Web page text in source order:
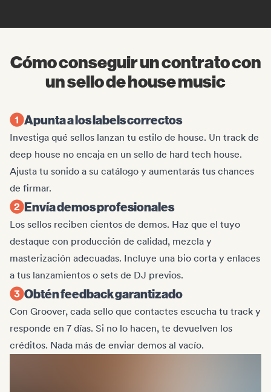
Cómo conseguir un contrato con
un sello de house music
Apunta a los labels correctos
Investiga qué sellos lanzan tu estilo de house. Un track de
deep house no encaja en un sello de hard tech house.
Ajusta tu sonido a su catálogo y aumentarás tus chances
de firmar.
Envía demos profesionales
Los sellos reciben cientos de demos. Haz que el tuyo
destaque con producción de calidad, mezcla y
masterización adecuadas. Incluye una bio corta y enlaces
a tus lanzamientos o sets de DJ previos.
Obtén feedback garantizado
Con Groover, cada sello que contactes escucha tu track y
responde en 7 días. Si no lo hacen, te devuelven los
créditos. Nada más de enviar demos al vacío.